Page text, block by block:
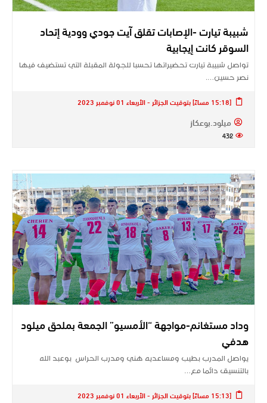
شبيبة تيارت -الإصابات تقلق آيت جودي وودية إتحاد
السوقر كانت إيجابية‎
تواصل شبيبة تيارت تحضيراتها تحسبا للجولة المقبلة التي تستضيف فيها
نصر حسين….
[15:18 مساءً] بتوقيت الجزائر - الأربعاء 01 نوفمبر 2023
ميلود.بوعكاز
432
وداد مستغانم-مواجهة “الأمسيو” الجمعة بملحق ميلود
هدفي
يواصل المدرب بطيب ومساعديه هني ومدرب الحراس بوعبد الله
بالتنسيق دائما مع…
[15:13 مساءً] بتوقيت الجزائر - الأربعاء 01 نوفمبر 2023